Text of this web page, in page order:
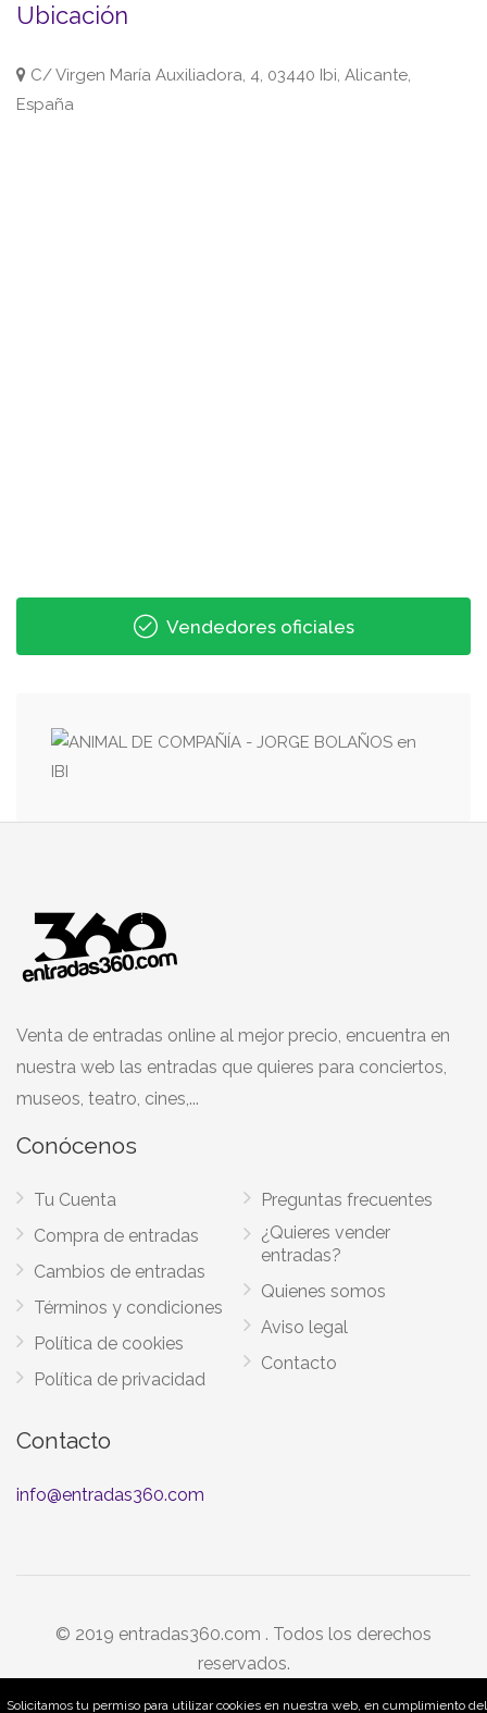
Ubicación
C/ Virgen María Auxiliadora, 4, 03440 Ibi, Alicante,
España
Vendedores oficiales
Venta de entradas online al mejor precio, encuentra en
nuestra web las entradas que quieres para conciertos,
museos, teatro, cines,...
Conócenos
Tu Cuenta
Compra de entradas
Cambios de entradas
Términos y condiciones
Política de cookies
Política de privacidad
Preguntas frecuentes
¿Quieres vender
entradas?
Quienes somos
Aviso legal
Contacto
Contacto
info@entradas360.com
© 2019 entradas360.com . Todos los derechos
reservados.
Solicitamos tu permiso para utilizar cookies en nuestra web, en cumplimiento del